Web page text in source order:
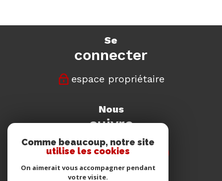
se
connecter
espace propriétaire
nous
suivre
Comme beaucoup, notre site
utilise les cookies
On aimerait vous accompagner pendant
votre visite.